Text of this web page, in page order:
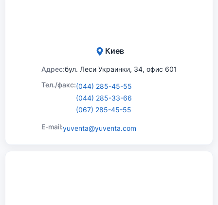
Киев
Адрес:бул. Леси Украинки, 34, офис 601
Тел./факс:(044) 285-45-55
(044) 285-33-66
(067) 285-45-55
E-mail:yuventa@yuventa.com